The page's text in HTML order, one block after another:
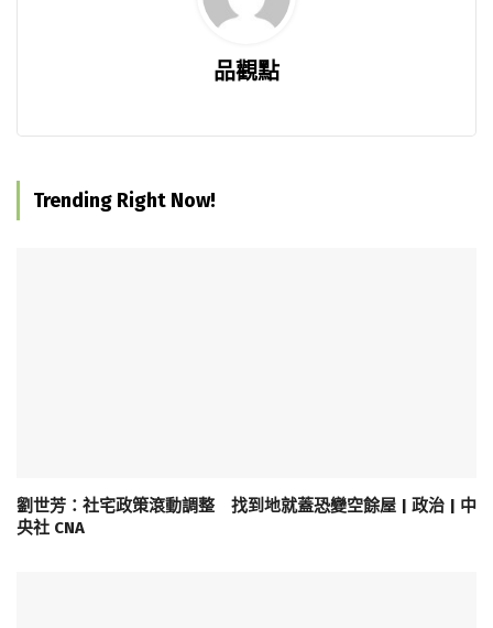
品觀點
Trending Right Now!
劉世芳：社宅政策滾動調整 找到地就蓋恐變空餘屋 | 政治 | 中
央社 CNA